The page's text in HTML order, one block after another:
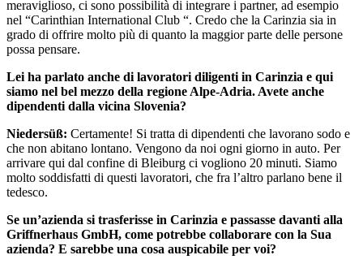
meraviglioso, ci sono possibilità di integrare i partner, ad esempio
nel “Carinthian International Club “. Credo che la Carinzia sia in
grado di offrire molto più di quanto la maggior parte delle persone
possa pensare.
Lei ha parlato anche di lavoratori diligenti in Carinzia e qui
siamo nel bel mezzo della regione Alpe-Adria. Avete anche
dipendenti dalla vicina Slovenia?
Niedersüß: Certamente! Si tratta di dipendenti che lavorano sodo e
che non abitano lontano. Vengono da noi ogni giorno in auto. Per
arrivare qui dal confine di Bleiburg ci vogliono 20 minuti. Siamo
molto soddisfatti di questi lavoratori, che fra l’altro parlano bene il
tedesco.
Se un’azienda si trasferisse in Carinzia e passasse davanti alla
Griffnerhaus GmbH, come potrebbe collaborare con la Sua
azienda? E sarebbe una cosa auspicabile per voi?